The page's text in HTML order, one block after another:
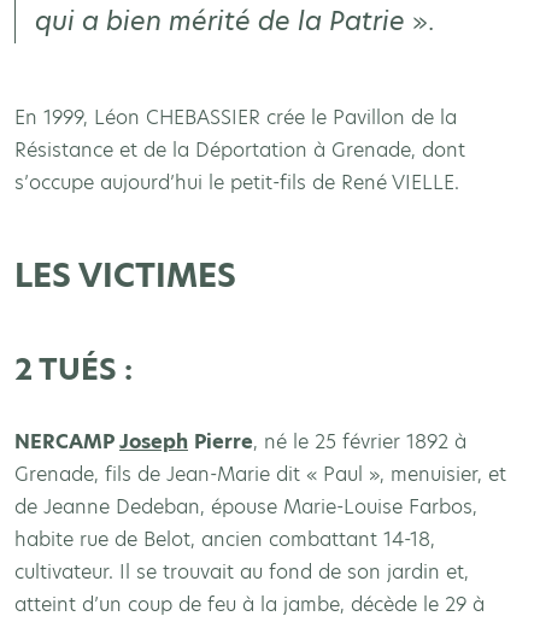
qui a bien mérité de la Patrie ».
En 1999, Léon CHEBASSIER crée le Pavillon de la
Résistance et de la Déportation à Grenade, dont
s’occupe aujourd’hui le petit-fils de René VIELLE.
LES VICTIMES
2 TUÉS :
NERCAMPJoseph Pierre, né le 25 février 1892 à
Grenade, fils de Jean-Marie dit « Paul », menuisier, et
de Jeanne Dedeban, épouse Marie-Louise Farbos,
habite rue de Belot, ancien combattant 14-18,
cultivateur. Il se trouvait au fond de son jardin et,
atteint d’un coup de feu à la jambe, décède le 29 à